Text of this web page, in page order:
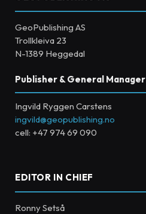
GeoPublishing AS
Trollkleiva 23
N-1389 Heggedal
Publisher & General Manager
Ingvild Ryggen Carstens
ingvild@geopublishing.no
cell: +47 974 69 090
EDITOR IN CHIEF
Ronny Setså